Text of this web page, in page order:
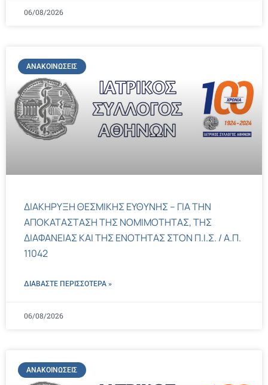
06/08/2026
ΑΝΑΚΟΙΝΏΣΕΙΣ
ΔΙΑΚΗΡΥΞΗ ΘΕΣΜΙΚΗΣ ΕΥΘΥΝΗΣ – ΓΙΑ ΤΗΝ
ΑΠΟΚΑΤΑΣΤΑΣΗ ΤΗΣ ΝΟΜΙΜΟΤΗΤΑΣ, ΤΗΣ
ΔΙΑΦΑΝΕΙΑΣ ΚΑΙ ΤΗΣ ΕΝΟΤΗΤΑΣ ΣΤΟΝ Π.Ι.Σ. / Α.Π.
11042
ΔΙΑΒΑΣΤΕ ΠΕΡΙΣΣΌΤΕΡΑ »
06/08/2026
ΑΝΑΚΟΙΝΏΣΕΙΣ